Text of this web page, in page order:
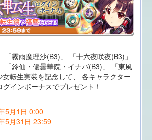
「霧雨魔理沙(B3)」 「十六夜咲夜(B3)」
「鈴仙・優曇華院・イナバ(B3)」 「東風
転生実装を記念して、 各キャラクター
グインボーナスでプレゼント！
5月1日 0:00
5月31日 23:59